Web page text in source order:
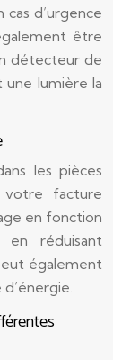
cas d’urgence
être
détecteur de
lumière la
les pièces
votre facture
en fonction
réduisant
également